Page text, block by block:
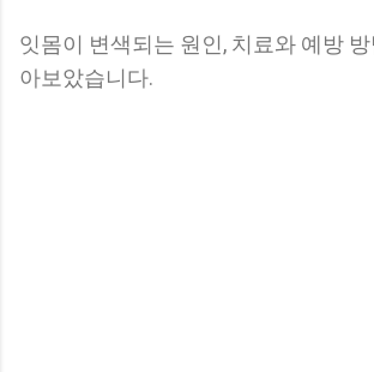
잇몸이 변색되는 원인, 치료와 예방
아보았습니다.